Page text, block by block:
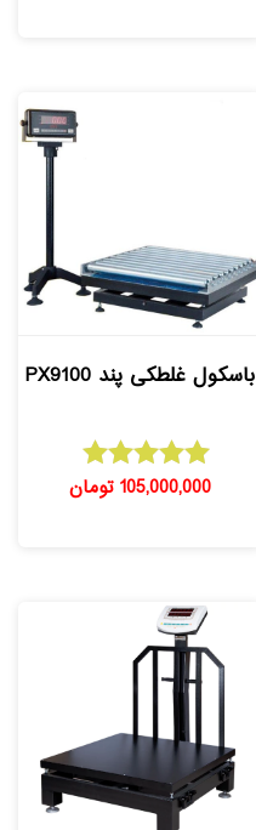
باسکول غلطکی پند PX9100
امتیاز
5.00
105,000,000 تومان